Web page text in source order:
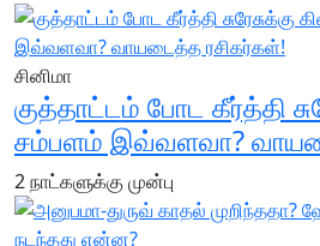
சினிமா
குத்தாட்டம் போட கீர்த்தி
சம்பளம் இவ்வளவா?
2 நாட்களுக்கு முன்பு